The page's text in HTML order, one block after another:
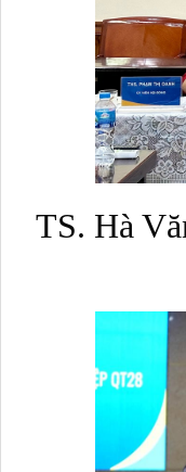
TS. Hà